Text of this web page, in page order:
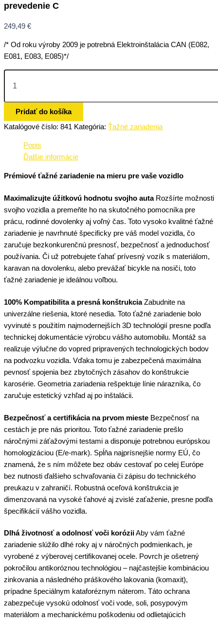
prevedenie C
249,49 €
/* Od roku výroby 2009 je potrebná Elektroinštalácia CAN (E082,
E081, E083, E085)*/
Pridať do košíka
Katalógové číslo: 841 Kategória: Ťažné zariadenia
Popis
Ďalšie informácie
Prémiové ťažné zariadenie na mieru pre vaše vozidlo
Maximalizujte úžitkovú hodnotu svojho autaRozšírte možnosti
svojho vozidla a premeňte ho na skutočného pomocníka pre
prácu, rodinné dovolenky aj voľný čas. Toto vysoko kvalitné ťažné
zariadenie je navrhnuté špecificky pre váš model vozidla, čo
zaručuje bezkonkurenčnú presnosť, bezpečnosť a jednoduchosť
používania. Či už potrebujete ťahať prívesný vozík s materiálom,
karavan na dovolenku, alebo prevážať bicykle na nosiči, toto
ťažné zariadenie je ideálnou voľbou.
100% Kompatibilita a presná konštrukciaZabudnite na
univerzálne riešenia, ktoré nesedia. Toto ťažné zariadenie bolo
vyvinuté s použitím najmodernejších 3D technológií presne podľa
technickej dokumentácie výrobcu vášho automobilu. Montáž sa
realizuje výlučne do vopred pripravených technologických bodov
na podvozku vozidla. Vďaka tomu je zabezpečená maximálna
pevnosť spojenia bez zbytočných zásahov do konštrukcie
karosérie. Geometria zariadenia rešpektuje línie nárazníka, čo
zaručuje estetický vzhľad aj po inštalácii.
Bezpečnosť a certifikácia na prvom mieste Bezpečnosť na
cestách je pre nás prioritou. Toto ťažné zariadenie prešlo
náročnými záťažovými testami a disponuje potrebnou európskou
homologizáciou (E/e-mark). Spĺňa najprísnejšie normy EÚ, čo
znamená, že s ním môžete bez obáv cestovať po celej Európe
bez nutnosti ďalšieho schvaľovania či zápisu do technického
preukazu v zahraničí. Robustná oceľová konštrukcia je
dimenzovaná na vysoké ťahové aj zvislé zaťaženie, presne podľa
špecifikácií vášho vozidla.
Dlhá životnosť a odolnosť voči koróziiAby vám ťažné
zariadenie slúžilo dlhé roky aj v náročných podmienkach, je
vyrobené z výberovej certifikovanej ocele. Povrch je ošetrený
pokročilou antikoróznou technológiou – najčastejšie kombináciou
zinkovania a následného práškového lakovania (komaxit),
prípadne špeciálnym kataforéznym náterom. Táto ochrana
zabezpečuje vysokú odolnosť voči vode, soli, posypovým
materiálom a mechanickému poškodeniu od odlietajúcich